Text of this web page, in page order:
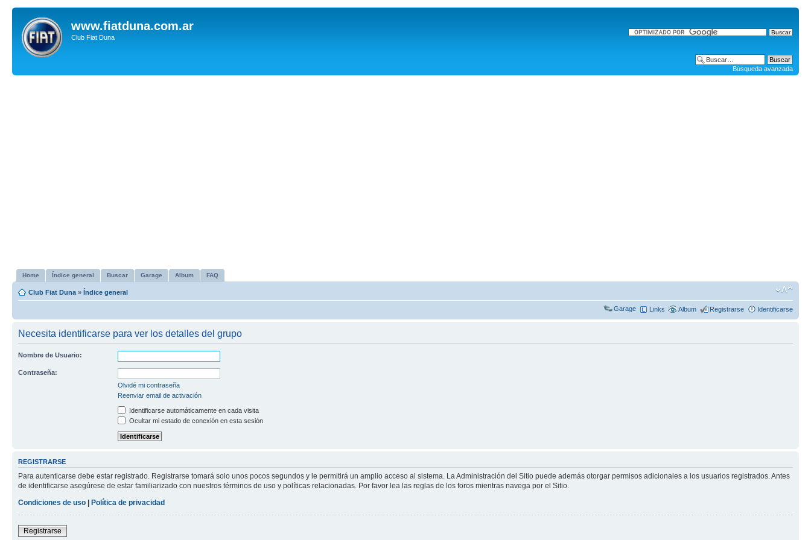
www.fiatduna.com.ar
Club Fiat Duna
Búsqueda avanzada
Home Índice general Buscar Garage Album FAQ
Club Fiat Duna » Índice general
Garage Links Album Registrarse Identificarse
Necesita identificarse para ver los detalles del grupo
Nombre de Usuario:
Contraseña:
Olvidé mi contraseña
Reenviar email de activación
Identificarse automáticamente en cada visita
Ocultar mi estado de conexión en esta sesión
REGISTRARSE
Para autenticarse debe estar registrado. Registrarse tomará solo unos pocos segundos y le permitirá un amplio acceso al sistema. La Administración del Sitio puede además otorgar permisos adicionales a los usuarios registrados. Antes
de identificarse asegúrese de estar familiarizado con nuestros términos de uso y políticas relacionadas. Por favor lea las reglas de los foros mientras navega por el Sitio.
Condiciones de uso | Política de privacidad
Registrarse